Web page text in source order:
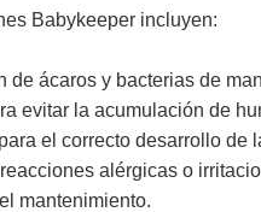
Babykeeper incluyen:
de ácaros y bacterias de
evitar la acumulación de
el correcto desarrollo de
alérgicas o
mantenimiento.